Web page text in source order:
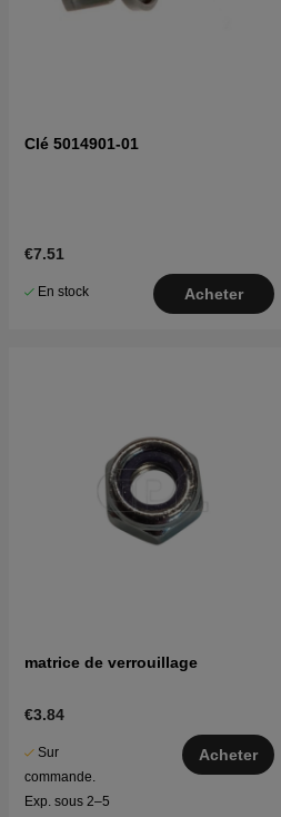
Clé 5014901-01
€7.51
En stock Acheter
matrice de verrouillage
€3.84
Sur
commande.
Exp. sous 2–5
Acheter